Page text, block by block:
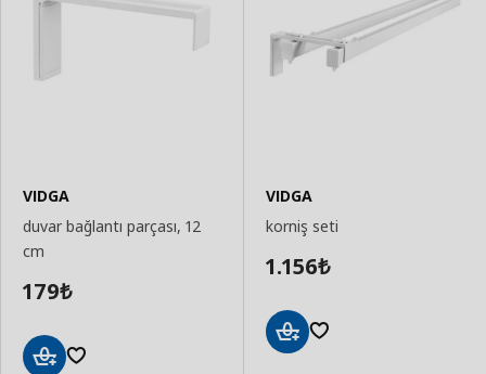
VIDGA
duvar bağlantı parçası, 12
cm
179₺
VIDGA
korniş seti
1.156₺